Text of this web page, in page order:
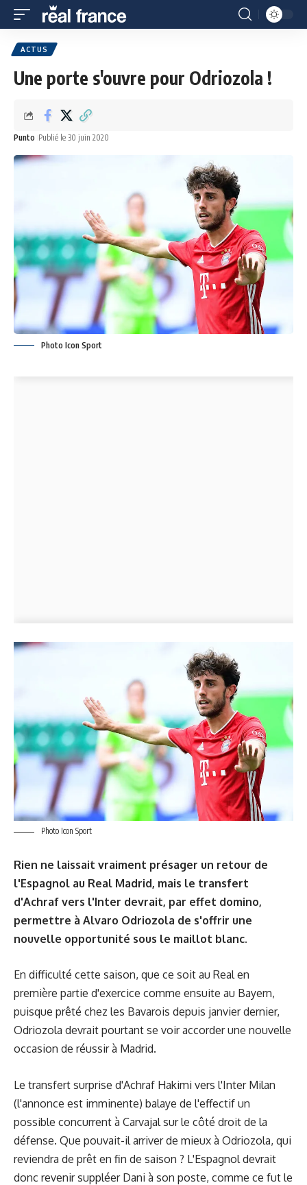
ACTUS
Une porte s'ouvre pour Odriozola !
Punto Publié le 30 juin 2020
Photo Icon Sport
Photo Icon Sport
Rien ne laissait vraiment présager un retour de
l'Espagnol au Real Madrid, mais le transfert
d'Achraf vers l'Inter devrait, par effet domino,
permettre à Alvaro Odriozola de s'offrir une
nouvelle opportunité sous le maillot blanc.
En difficulté cette saison, que ce soit au Real en
première partie d'exercice comme ensuite au Bayern,
puisque prêté chez les Bavarois depuis janvier dernier,
Odriozola devrait pourtant se voir accorder une nouvelle
occasion de réussir à Madrid.
Le transfert surprise d'Achraf Hakimi vers l'Inter Milan
(l'annonce est imminente) balaye de l'effectif un
possible concurrent à Carvajal sur le côté droit de la
défense. Que pouvait-il arriver de mieux à Odriozola, qui
reviendra de prêt en fin de saison ? L'Espagnol devrait
donc revenir suppléer Dani à son poste, comme ce fut le